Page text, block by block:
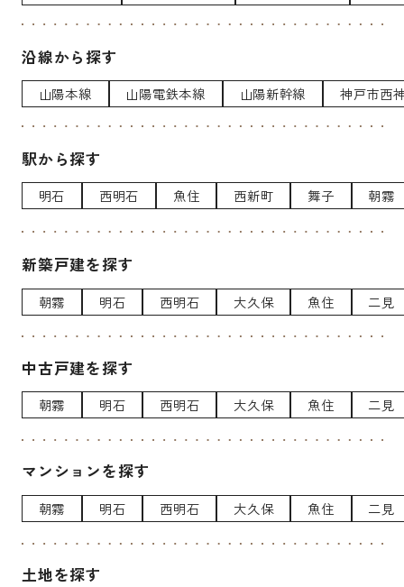
沿線から探す
山陽本線 山陽電鉄本線 山陽新幹線 神戸市西
駅から探す
明石 西明石 魚住 西新町 舞子 朝霧
新築戸建を探す
朝霧 明石 西明石 大久保 魚住 二見
中古戸建を探す
朝霧 明石 西明石 大久保 魚住 二見
マンションを探す
朝霧 明石 西明石 大久保 魚住 二見
土地を探す